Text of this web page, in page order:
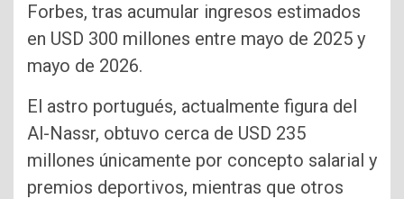
Forbes, tras acumular ingresos estimados
en USD 300 millones entre mayo de 2025 y
mayo de 2026.
El astro portugués, actualmente figura del
Al-Nassr, obtuvo cerca de USD 235
millones únicamente por concepto salarial y
premios deportivos, mientras que otros